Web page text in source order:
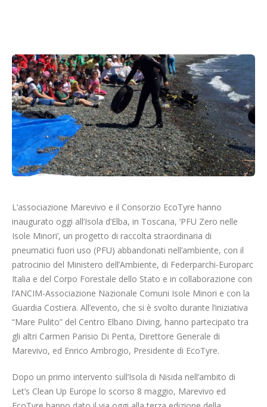
L’associazione Marevivo e il Consorzio EcoTyre hanno
inaugurato oggi all’Isola d’Elba, in Toscana, ‘PFU Zero nelle
Isole Minori’, un progetto di raccolta straordinaria di
pneumatici fuori uso (PFU) abbandonati nell’ambiente, con il
patrocinio del Ministero dell’Ambiente, di Federparchi-Europarc
Italia e del Corpo Forestale dello Stato e in collaborazione con
l’ANCIM-Associazione Nazionale Comuni Isole Minori e con la
Guardia Costiera. All’evento, che si è svolto durante l’iniziativa
“Mare Pulito” del Centro Elbano Diving, hanno partecipato tra
gli altri Carmen Parisio Di Penta, Direttore Generale di
Marevivo, ed Enrico Ambrogio, Presidente di EcoTyre.
Dopo un primo intervento sull’Isola di Nisida nell’ambito di
Let’s Clean Up Europe lo scorso 8 maggio, Marevivo ed